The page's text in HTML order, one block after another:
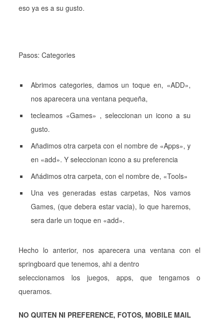
eso ya es a su gusto.
Pasos: Categories
Abrimos categories, damos un toque en, «ADD»,
nos aparecera una ventana pequeña,
tecleamos «Games» , seleccionan un icono a su
gusto.
Añadimos otra carpeta con el nombre de «Apps», y
en «add». Y seleccionan icono a su preferencia
Añádimos otra carpeta, con el nombre de, «Tools»
Una ves generadas estas carpetas, Nos vamos
Games, (que debera estar vacia), lo que haremos,
sera darle un toque en «add».
Hecho lo anterior, nos aparecera una ventana con el
springboard que tenemos, ahi a dentro
seleccionamos los juegos, apps, que tengamos o
queramos.
NO QUITEN NI PREFERENCE, FOTOS, MOBILE MAIL